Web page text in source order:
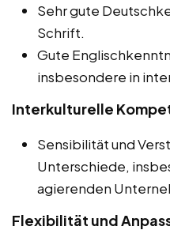
Sehr gute
Schrift.
Gute
insbesondere in
Interkulturelle
Sensibilität und
Unterschiede,
agierenden
Flexibilität und